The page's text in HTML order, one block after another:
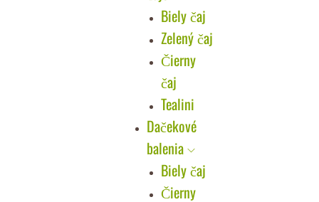
Biely čaj
Zelený čaj
Čierny
čaj
Tealini
Dačekové
balenia
Biely čaj
Čierny